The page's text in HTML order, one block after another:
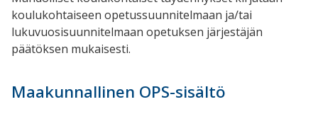
koulukohtaiseen opetussuunnitelmaan ja/tai
lukuvuosisuunnitelmaan opetuksen järjestäjän
päätöksen mukaisesti.
Maakunnallinen OPS-sisältö